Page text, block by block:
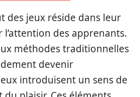
des jeux réside dans leur
l’attention des apprenants.
méthodes traditionnelles
devenir
introduisent un sens de